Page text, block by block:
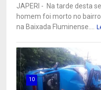
JAPERI - Na tarde desta
homem foi morto no
na Baixada Fluminense....
10